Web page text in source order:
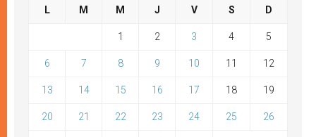
L M M J V S D
1 2 3 4 5
6 7 8 9 10 11 12
13 14 15 16 17 18 19
20 21 22 23 24 25 26